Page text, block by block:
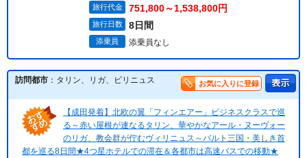
旅行代金 751,800～1,538,800円
旅行日数 8日間
添乗員 添乗員なし
訪問都市 ：タリン、リガ、ビリニュス お気に入りに登録
【成田発着】北欧の翼「フィンエアー」ビジネスクラスで巡
る～赤い屋根が連なるタリン、華やかなアール・ヌーヴォー
のリガ、教会群が佇むヴィリニュス～バルト三国・美しき首
都を巡る8日間★4つ星ホテルでの滞在＆各都市は高速バスでの移動★